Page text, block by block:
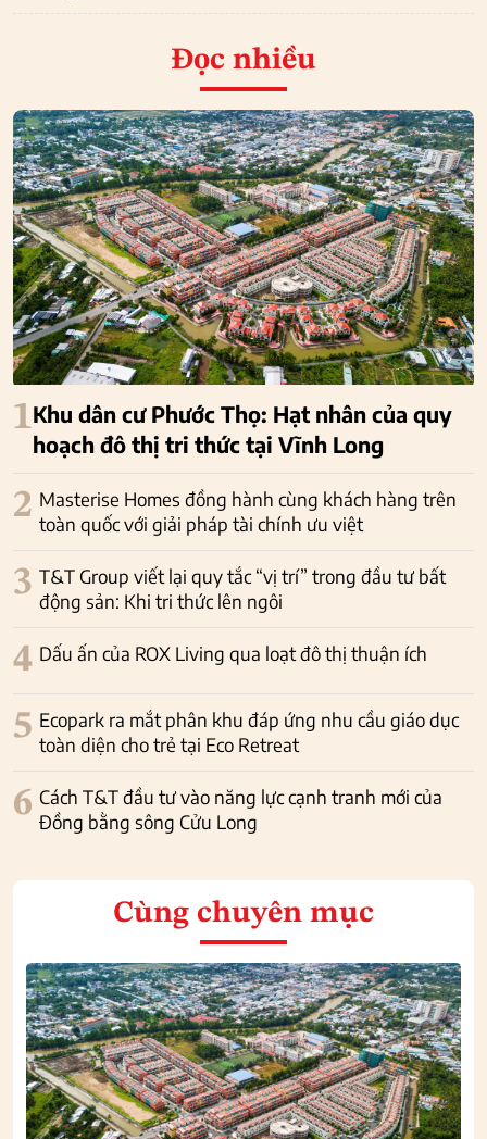
Đọc nhiều
1Khu dân cư Phước Thọ: Hạt nhân của quy
hoạch đô thị tri thức tại Vĩnh Long
2 Masterise Homes đồng hành cùng khách hàng trên
toàn quốc với giải pháp tài chính ưu việt
3 T&T Group viết lại quy tắc “vị trí” trong đầu tư bất
động sản: Khi tri thức lên ngôi
4 Dấu ấn của ROX Living qua loạt đô thị thuận ích
5 Ecopark ra mắt phân khu đáp ứng nhu cầu giáo dục
toàn diện cho trẻ tại Eco Retreat
6 Cách T&T đầu tư vào năng lực cạnh tranh mới của
Đồng bằng sông Cửu Long
Cùng chuyên mục